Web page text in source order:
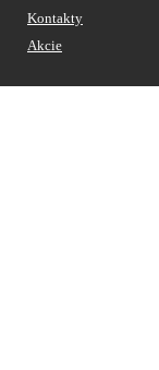
Kontakty
Akcie